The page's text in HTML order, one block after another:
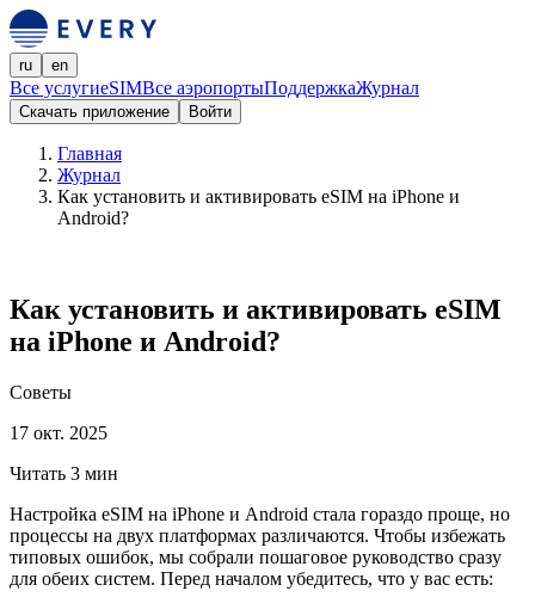
ru en
Все услугиeSIMВсе аэропортыПоддержкаЖурнал
Скачать приложение Войти
Главная
Журнал
Как установить и активировать eSIM на iPhone и
Android?
Как установить и активировать eSIM
на iPhone и Android?
Советы
17 окт. 2025
Читать 3 мин
Настройка eSIM на iPhone и Android стала гораздо проще, но
процессы на двух платформах различаются. Чтобы избежать
типовых ошибок, мы собрали пошаговое руководство сразу
для обеих систем. Перед началом убедитесь, что у вас есть: